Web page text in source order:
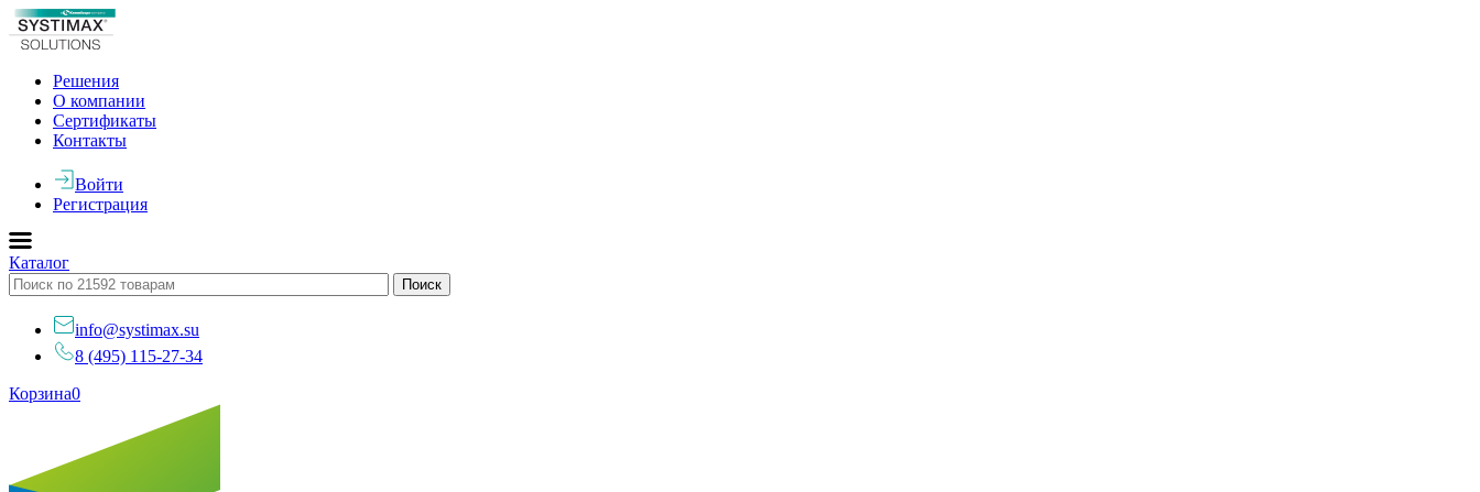
Решения
О компании
Сертификаты
Контакты
Войти
Регистрация
Каталог
info@systimax.su
8 (495) 115-27-34
Корзина0